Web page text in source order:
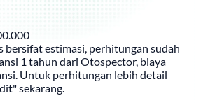
bersifat estimasi, perhitungan sudah
1 tahun dari Otospector, biaya
Untuk perhitungan lebih detail
sekarang.